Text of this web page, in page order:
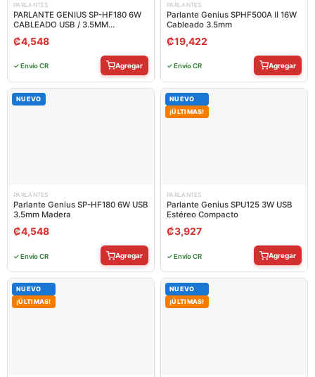
PARLANTES
PARLANTE GENIUS SP-HF180 6W
CABLEADO USB / 3.5MM
31730029401
₡4,548
✓ Envío CR Agregar
PARLANTES
Parlante Genius SPHF500A II 16W
Cableado 3.5mm
₡19,422
✓ Envío CR Agregar
NUEVO
PARLANTES
Parlante Genius SP-HF180 6W USB
3.5mm Madera
₡4,548
✓ Envío CR Agregar
NUEVO
¡ÚLTIMAS!
PARLANTES
Parlante Genius SPU125 3W USB
Estéreo Compacto
₡3,927
✓ Envío CR Agregar
NUEVO
¡ÚLTIMAS!
NUEVO
¡ÚLTIMAS!